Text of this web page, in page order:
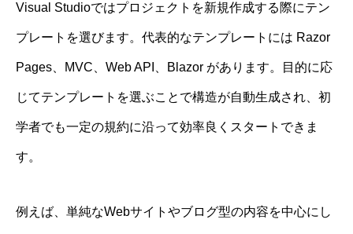
Visual Studioではプロジェクトを新規作成する際にテン
プレートを選びます。代表的なテンプレートには Razor
Pages、MVC、Web API、Blazor があります。目的に応
じてテンプレートを選ぶことで構造が自動生成され、初
学者でも一定の規約に沿って効率良くスタートできま
す。
例えば、単純なWebサイトやブログ型の内容を中心にし